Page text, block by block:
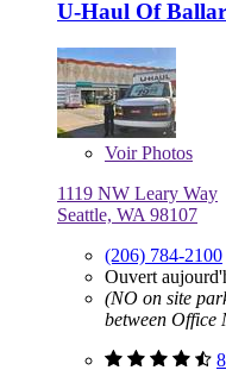
U-Haul Of
VoirPhotos
1119 NW Leary Way
Seattle, WA 98107
(206) 784-2100
Ouvert
(NO on site
between Office